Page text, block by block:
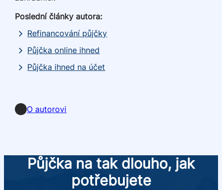
Poslední články autora:
Refinancování půjčky
Půjčka online ihned
Půjčka ihned na účet
LinkedIn
O autorovi
Půjčka na tak dlouho, jak
potřebujete